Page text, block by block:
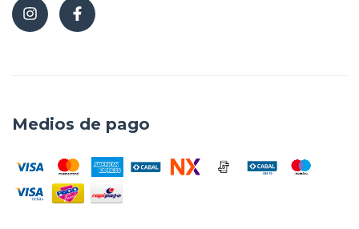
Medios de pago